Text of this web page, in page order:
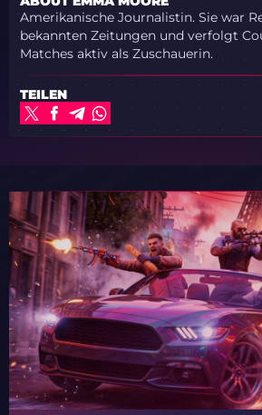
Amerikanische Journalistin. Sie war
bekannten Zeitungen und verfolgt
Matches aktiv als Zuschauerin.
TEILEN